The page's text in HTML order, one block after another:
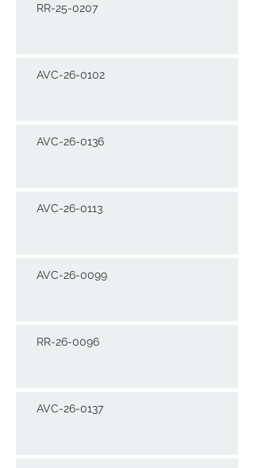
RR-25-0207
AVC-26-0102
AVC-26-0136
AVC-26-0113
AVC-26-0099
RR-26-0096
AVC-26-0137